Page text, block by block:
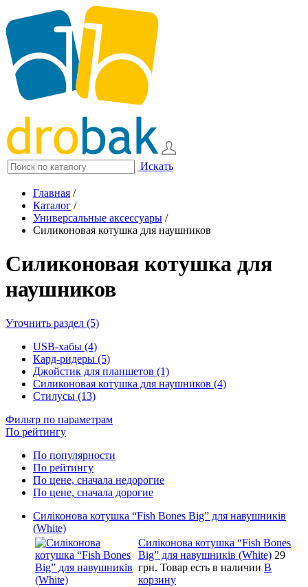
Искать
Главная /
Каталог /
Универсальные аксессуары /
Силиконовая котушка для наушников
Силиконовая котушка для
наушников
Уточнить раздел (5)
USB-хабы (4)
Кард-ридеры (5)
Джойстик для планшетов (1)
Силиконовая котушка для наушников (4)
Стилусы (13)
Фильтр по параметрам
По рейтингу
По популярности
По рейтингу
По цене, сначала недорогие
По цене, сначала дорогие
Силіконова котушка “Fish Bones Big” для навушників
(White)
Силіконова котушка “Fish Bones
Big” для навушників (White) 29
грн. Товар есть в наличии В
корзину